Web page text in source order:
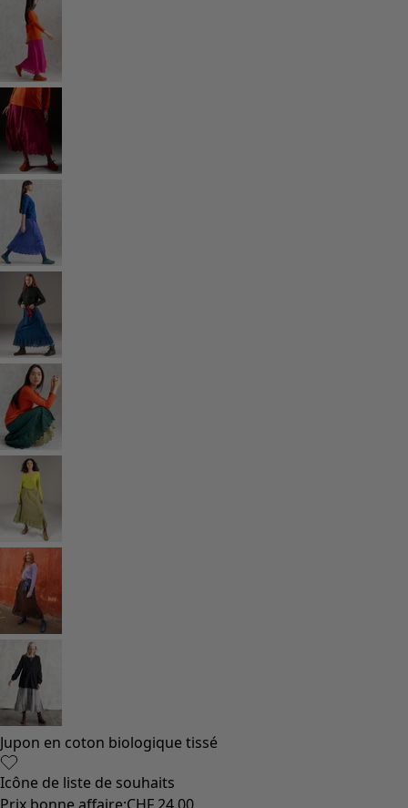
Jupon en coton biologique tissé
Icône de liste de souhaits